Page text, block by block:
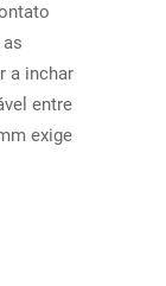
a inchar
entre
exige